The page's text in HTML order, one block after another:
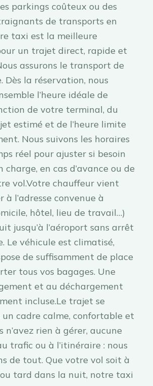
parkings coûteux ou des
de transports en
taxi est la meilleure
un trajet direct, rapide et
assurons le transport de
Dès la réservation, nous
l’heure idéale de
de votre terminal, du
estimé et de l’heure limite
Nous suivons les horaires
réel pour ajuster si besoin
charge, en cas d’avance ou de
vol.Votre chauffeur vient
à l’adresse convenue à
hôtel, lieu de travail…)
jusqu’à l’aéroport sans arrêt
Le véhicule est climatisé,
de suffisamment de place
tous vos bagages. Une
et au déchargement
incluse.Le trajet se
cadre calme, confortable et
n’avez rien à gérer, aucune
trafic ou à l’itinéraire : nous
de tout. Que votre vol soit à
tard dans la nuit, notre taxi